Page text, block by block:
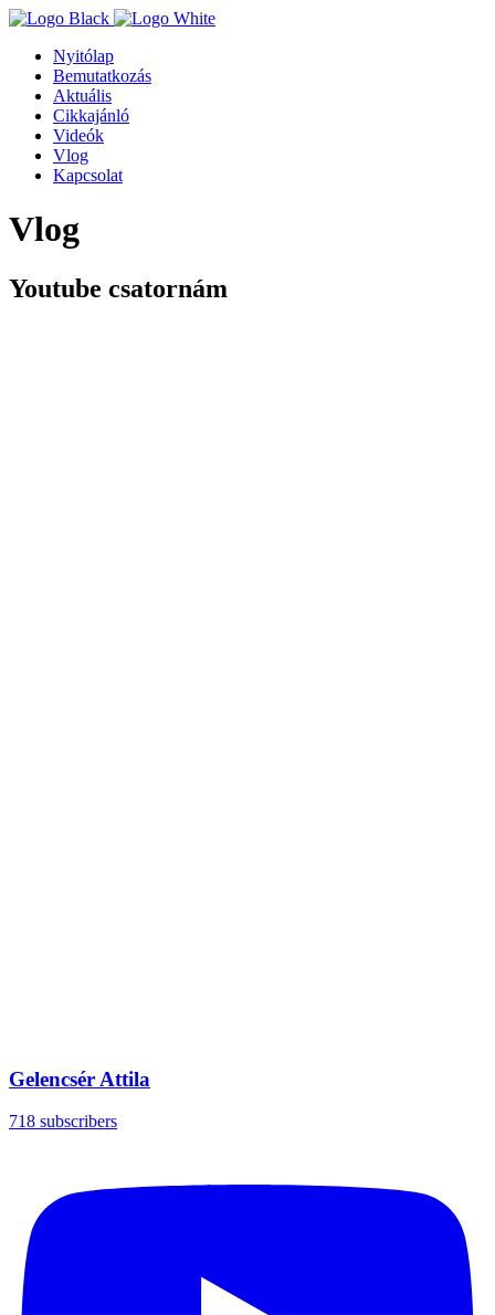
Nyitólap
Bemutatkozás
Aktuális
Cikkajánló
Videók
Vlog
Kapcsolat
Vlog
Youtube csatornám
Gelencsér Attila
718 subscribers